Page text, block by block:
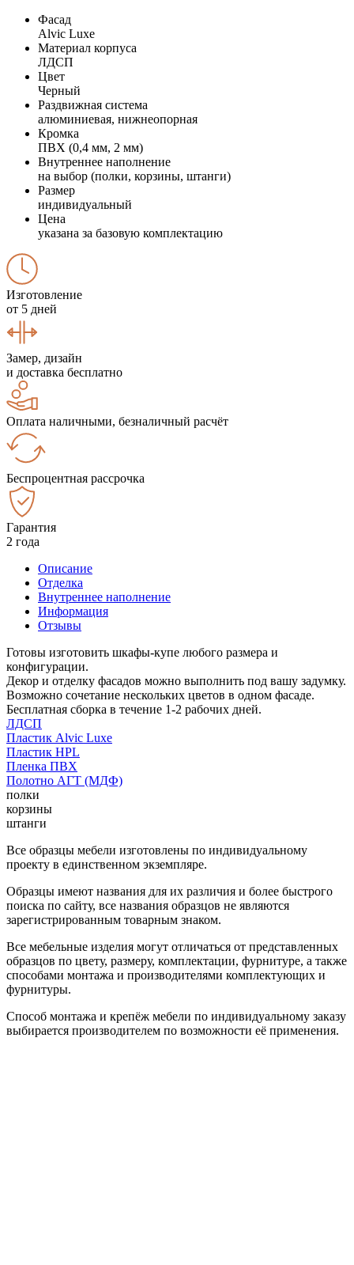
Фасад
Alvic Luxe
Материал корпуса
ЛДСП
Цвет
Черный
Раздвижная система
алюминиевая, нижнеопорная
Кромка
ПВХ (0,4 мм, 2 мм)
Внутреннее наполнение
на выбор (полки, корзины, штанги)
Размер
индивидуальный
Цена
указана за базовую комплектацию
Изготовление
от 5 дней
Замер, дизайн
и доставка бесплатно
Оплата наличными, безналичный расчёт
Беспроцентная рассрочка
Гарантия
2 года
Описание
Отделка
Внутреннее наполнение
Информация
Отзывы
Готовы изготовить шкафы-купе любого размера и
конфигурации.
Декор и отделку фасадов можно выполнить под вашу задумку.
Возможно сочетание нескольких цветов в одном фасаде.
Бесплатная сборка в течение 1-2 рабочих дней.
ЛДСП
Пластик Alvic Luxe
Пластик HPL
Пленка ПВХ
Полотно АГТ (МДФ)
полки
корзины
штанги
Все образцы мебели изготовлены по индивидуальному
проекту в единственном экземпляре.
Образцы имеют названия для их различия и более быстрого
поиска по сайту, все названия образцов не являются
зарегистрированным товарным знаком.
Все мебельные изделия могут отличаться от представленных
образцов по цвету, размеру, комплектации, фурнитуре, а также
способами монтажа и производителями комплектующих и
фурнитуры.
Способ монтажа и крепёж мебели по индивидуальному заказу
выбирается производителем по возможности её применения.